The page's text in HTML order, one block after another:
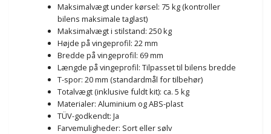
Maksimalvægt under kørsel: 75 kg (kontroller
bilens maksimale taglast)
Maksimalvægt i stilstand: 250 kg
Højde på vingeprofil: 22 mm
Bredde på vingeprofil: 69 mm
Længde på vingeprofil: Tilpasset til bilens bredde
T-spor: 20 mm (standardmål for tilbehør)
Totalvægt (inklusive fuldt kit): ca. 5 kg
Materialer: Aluminium og ABS-plast
TÜV-godkendt: Ja
Farvemuligheder: Sort eller sølv